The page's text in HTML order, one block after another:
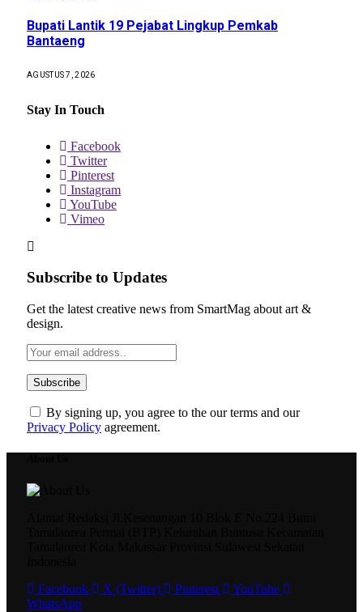
Bupati Lantik 19 Pejabat Lingkup Pemkab
Bantaeng
AGUSTUS 7, 2026
Stay In Touch
Facebook
Twitter
Pinterest
Instagram
YouTube
Vimeo
Subscribe to Updates
Get the latest creative news from SmartMag about art &
design.
By signing up, you agree to the our terms and our
Privacy Policy agreement.
Facebook
X (Twitter) Pinterest
YouTube
WhatsApp